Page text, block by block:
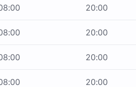
20:00
20:00
20:00
20:00